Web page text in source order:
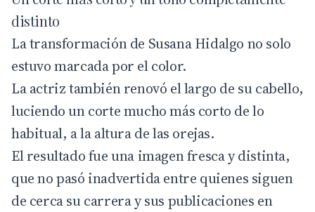
distinto
La transformación de Susana Hidalgo no solo
estuvo marcada por el color.
La actriz también renovó el largo de su cabello,
luciendo un corte mucho más corto de lo
habitual, a la altura de las orejas.
El resultado fue una imagen fresca y distinta,
que no pasó inadvertida entre quienes siguen
de cerca su carrera y sus publicaciones en